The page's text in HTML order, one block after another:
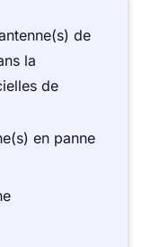
de
la
de
en panne